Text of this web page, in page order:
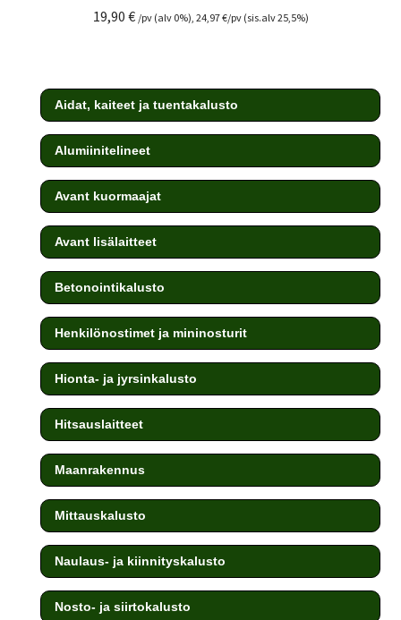
19,90 € /pv (alv 0%), 24,97€/pv (sis.alv 25,5%)
Aidat, kaiteet ja tuentakalusto
Alumiinitelineet
Avant kuormaajat
Avant lisälaitteet
Betonointikalusto
Henkilönostimet ja mininosturit
Hionta- ja jyrsinkalusto
Hitsauslaitteet
Maanrakennus
Mittauskalusto
Naulaus- ja kiinnityskalusto
Nosto- ja siirtokalusto